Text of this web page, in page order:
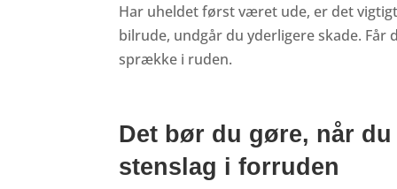
Har uheldet først været ude, er det
bilrude, undgår du yderligere skade.
sprække i ruden.
Det bør du gøre, når
stenslag i forruden